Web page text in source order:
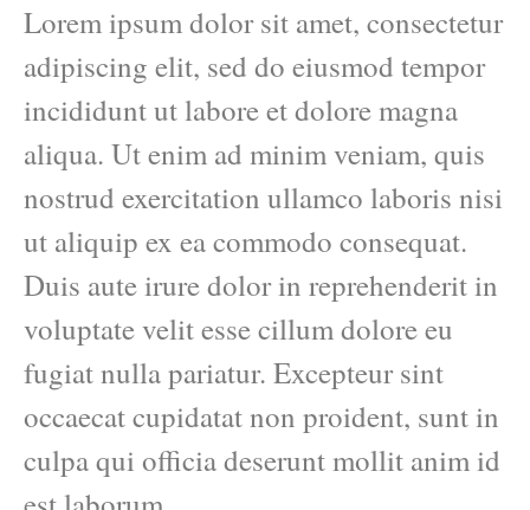
Lorem ipsum dolor sit amet, consectetur
adipiscing elit, sed do eiusmod tempor
incididunt ut labore et dolore magna
aliqua. Ut enim ad minim veniam, quis
nostrud exercitation ullamco laboris nisi
ut aliquip ex ea commodo consequat.
Duis aute irure dolor in reprehenderit in
voluptate velit esse cillum dolore eu
fugiat nulla pariatur. Excepteur sint
occaecat cupidatat non proident, sunt in
culpa qui officia deserunt mollit anim id